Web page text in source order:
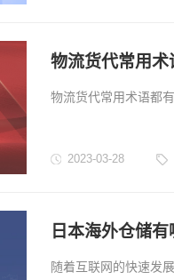
物流货代常用
物流货代常用术语都
2023-03-28
日本海外仓储
随着互联网的快速发